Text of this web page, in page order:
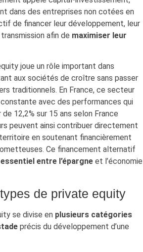
dans des entreprises non cotées en
de financer leur développement, leur
afin de maximiser leur
joue un rôle important dans
aux sociétés de croître sans passer
traditionnels. En France, ce secteur
avec des performances qui
12,2% sur 15 ans selon France
peuvent ainsi contribuer directement
en soutenant financièrement
Ce financement alternatif
entre l’épargne et l’économie
de private equity
se divise en plusieurs catégories
précis du développement d’une